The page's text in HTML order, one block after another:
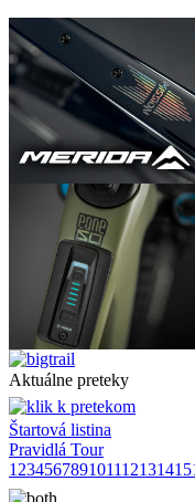
Aktuálne preteky
Štartová listina
Pravidlá Tour
1 23456789101112131415